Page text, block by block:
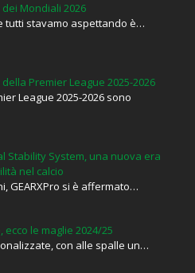
Mondiali 2026
tutti stavamo aspettando è…
Premier League 2025-2026
League 2025-2026 sono
Stability System, una nuova era
nel calcio
GEARXPro si è affermato…
ecco le maglie 2024/25
con alle spalle un…